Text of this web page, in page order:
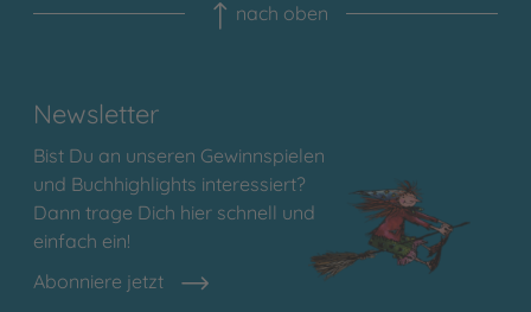
nach oben
Newsletter
Bist Du an unseren Gewinnspielen
und Buchhighlights interessiert?
Dann trage Dich hier schnell und
einfach ein!
Abonniere jetzt